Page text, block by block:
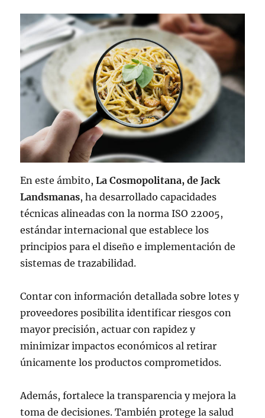
En este ámbito,La Cosmopolitana, de Jack
Landsmanas, ha desarrollado capacidades
técnicas alineadas con la norma ISO 22005,
estándar internacional que establece los
principios para el diseño e implementación de
sistemas de trazabilidad.
Contar con información detallada sobre lotes y
proveedores posibilita identificar riesgos con
mayor precisión, actuar con rapidez y
minimizar impactos económicos al retirar
únicamente los productos comprometidos.
Además, fortalece la transparencia y mejora la
toma de decisiones. También protege la salud